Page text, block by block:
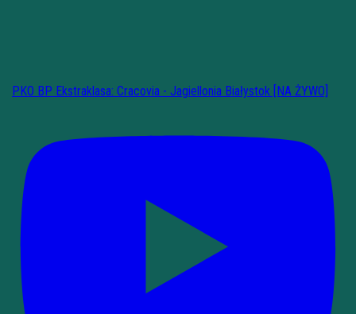
PKO BP Ekstraklasa: Cracovia - Jagiellonia Białystok [NA ŻYWO]